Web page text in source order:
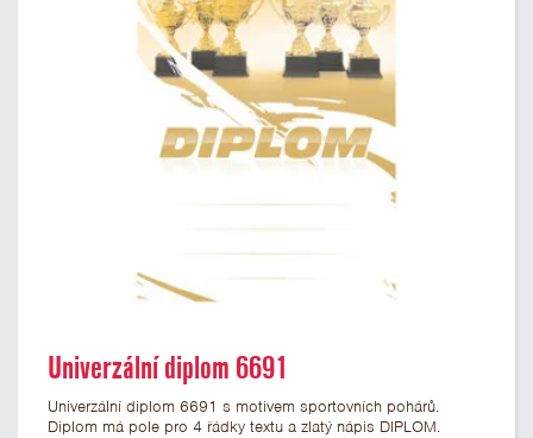
Univerzální diplom 6691
Univerzální diplom 6691 s motivem sportovních pohárů.
Diplom má pole pro 4 řádky textu a zlatý nápis DIPLOM.